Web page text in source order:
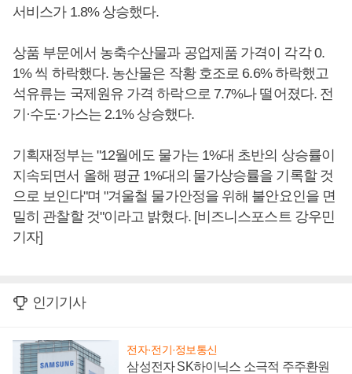
서비스가 1.8% 상승했다.
상품 부문에서 농축수산물과 공업제품 가격이 각각 0.
1% 씩 하락했다. 농산물은 작황 호조로 6.6% 하락했고
석유류는 국제원유 가격 하락으로 7.7%나 떨어졌다. 전
기·수도·가스는 2.1% 상승했다.
기획재정부는 "12월에도 물가는 1%대 초반의 상승률이
지속되면서 올해 평균 1%대의 물가상승률을 기록할 것
으로 보인다"며 "겨울철 물가안정을 위해 불안요인을 면
밀히 관찰할 것"이라고 밝혔다. [비즈니스포스트 강우민
기자]
인기기사
전자·전기·정보통신
삼성전자 SK하이닉스 소극적 주주환원